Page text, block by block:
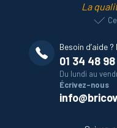
La
Besoin d’aide
01 34 48
Du lundi au
Écrivez-nous